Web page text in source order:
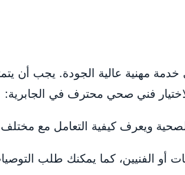
مهنية عالية الجودة. يجب أن
لاختيار فني صحي محترف في الجابرية:
ويعرف كيفية التعامل مع مختلف
أو الفنيين، كما يمكنك طلب